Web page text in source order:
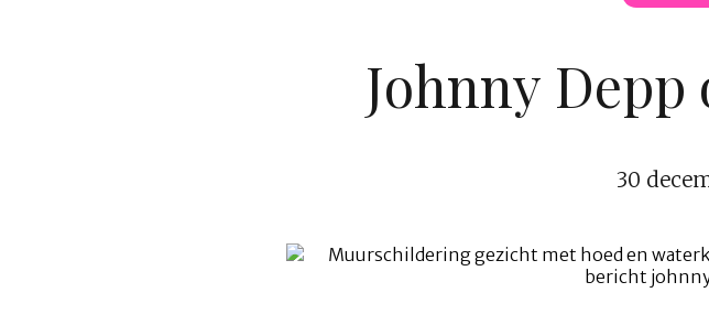
Johnny Depp
30